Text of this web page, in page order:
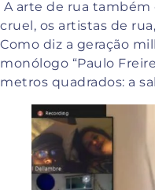
A arte de rua também
cruel, os artistas de
Como diz a geração
monólogo “Paulo
metros quadrados: a